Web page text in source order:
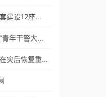
建设12座…
青年干警大…
灾后恢复重…